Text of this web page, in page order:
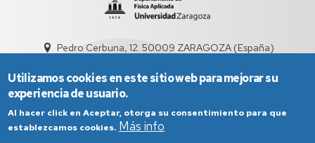
Pedro Cerbuna, 12. 50009 ZARAGOZA (España)
Utilizamos cookies en este sitio web para mejorar su
experiencia de usuario.
Al hacer click en Aceptar, otorga su consentimiento para que
establezcamos cookies. Más info